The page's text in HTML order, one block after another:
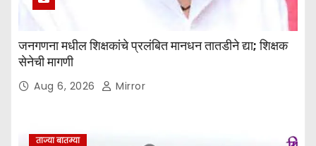
जनगणना मधील शिक्षकांचे प्रलंबित मानधन तातडीने द्या; शिक्षक
सेनेची मागणी
Aug 6, 2026 Mirror
ताज्या बातम्या